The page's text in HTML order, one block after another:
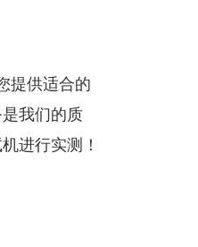
提供适合的
我们的质
进行实测！